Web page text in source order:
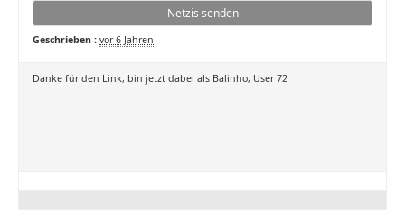
Netzis senden
Geschrieben : vor 6 Jahren
Danke für den Link, bin jetzt dabei als Balinho, User 72